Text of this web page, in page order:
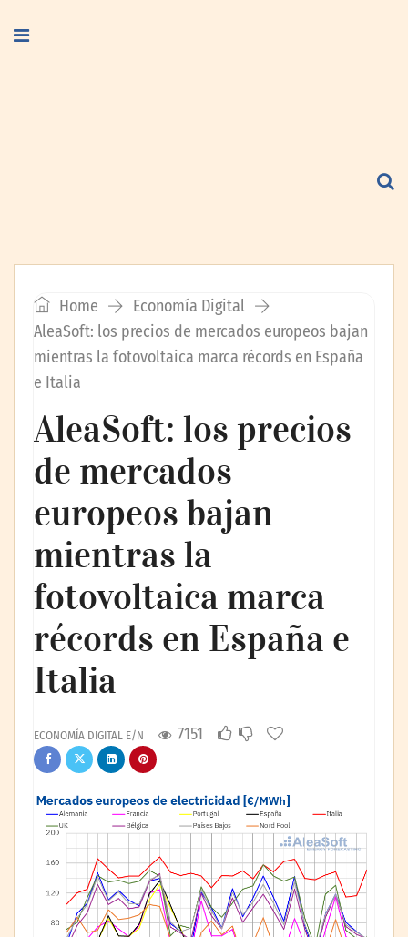
Home
Economía Digital
AleaSoft: los precios de mercados europeos bajan
mientras la fotovoltaica marca récords en España
e Italia
AleaSoft: los precios
de mercados
europeos bajan
mientras la
fotovoltaica marca
récords en España e
Italia
ECONOMÍA DIGITAL E/N 7151